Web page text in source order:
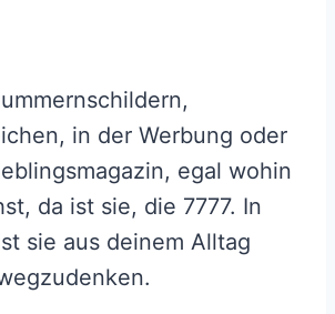
in der Werbung oder
egal wohin
da ist sie, die 7777. In
sie aus deinem Alltag